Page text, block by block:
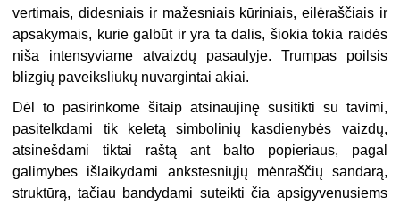
vertimais, didesniais ir mažesniais kūriniais, eilėraščiais ir
apsakymais, kurie galbūt ir yra ta dalis, šiokia tokia raidės
niša intensyviame atvaizdų pasaulyje. Trumpas poilsis
blizgių paveiksliukų nuvargintai akiai.
Dėl to pasirinkome šitaip atsinaujinę susitikti su tavimi,
pasitelkdami tik keletą simbolinių kasdienybės vaizdų,
atsinešdami tiktai raštą ant balto popieriaus, pagal
galimybes išlaikydami ankstesniųjų mėnraščių sandarą,
struktūrą, tačiau bandydami suteikti čia apsigyvenusiems